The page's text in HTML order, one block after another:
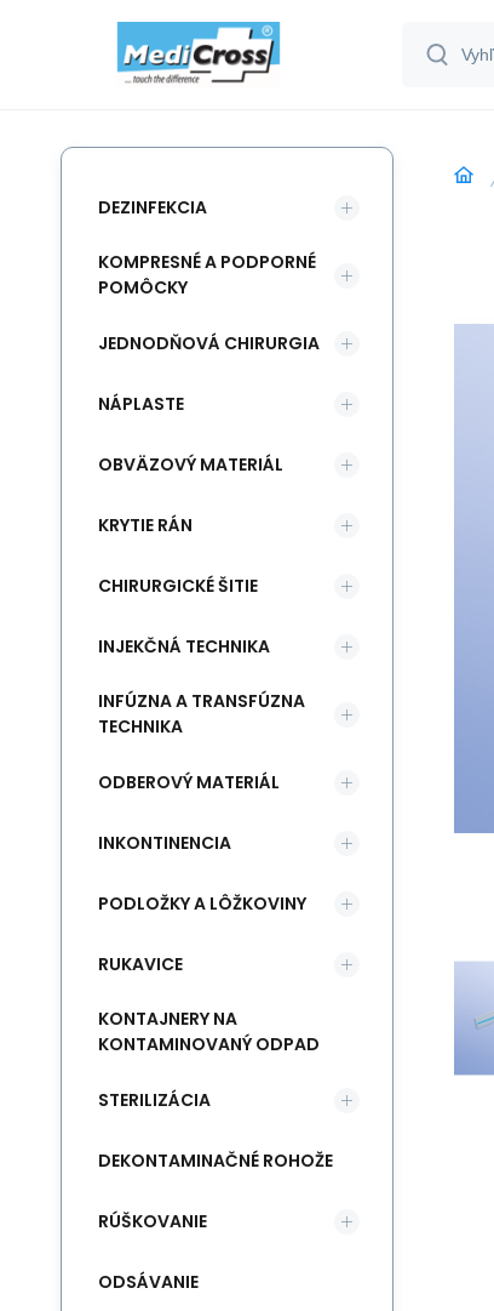
DEZINFEKCIA
KOMPRESNÉ A PODPORNÉ
POMÔCKY
JEDNODŇOVÁ CHIRURGIA
NÁPLASTE
OBVÄZOVÝ MATERIÁL
KRYTIE RÁN
CHIRURGICKÉ ŠITIE
INJEKČNÁ TECHNIKA
INFÚZNA A TRANSFÚZNA
TECHNIKA
ODBEROVÝ MATERIÁL
INKONTINENCIA
PODLOŽKY A LÔŽKOVINY
RUKAVICE
KONTAJNERY NA
KONTAMINOVANÝ ODPAD
STERILIZÁCIA
DEKONTAMINAČNÉ ROHOŽE
RÚŠKOVANIE
ODSÁVANIE